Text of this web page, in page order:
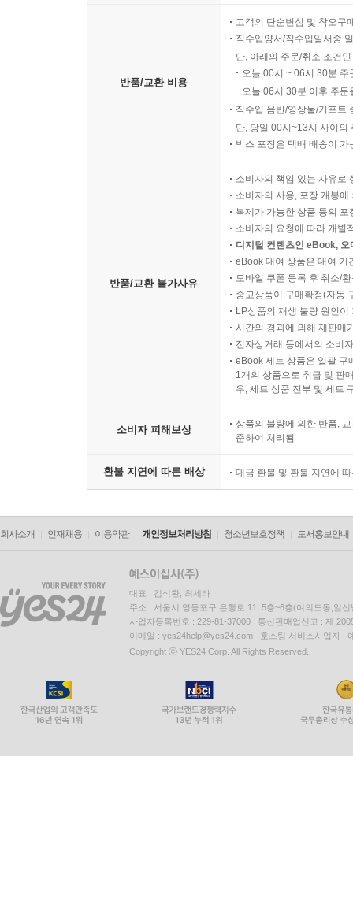
반품/교환 비용
고객의 단순변심 및 착오구
직수입양서/직수입일서중
단, 아래의 주문/취소 조건
오늘 00시 ~ 06시 30분
오늘 06시 30분 이후 주
직수입 음반/영상물/기프트
단, 당일 00시~13시 사이의
박스 포장은 택배 배송이
반품/교환 불가사유
소비자의 책임 있는 사유로
소비자의 사용, 포장 개봉
복제가 가능한 상품 등의
소비자의 요청에 따라 개별
디지털 컨텐츠인 eBook,
eBook 대여 상품은 대여 기
모바일 쿠폰 등록 후 취소/
중고상품이 구매확정(자동
LP상품의 재생 불량 원인
시간의 경과에 의해 재판매
전자상거래 등에서의 소비
eBook 세트 상품은 일괄 구
1개의 상품으로 취급 및 판
우, 세트 상품 전부 및 세트
소비자 피해보상
상품의 불량에 의한 반품,
준하여 처리됨
환불 지연에 따른 배상 대금 환불 및 환불 지연에
회사소개 인재채용 이용약관 개인정보처리방침 청소년보호정책 도서홍보안내
대표 : 김석환, 최세라
주소 : 서울시 영등포구 은행로 11, 5층~6층(여의도동,일신
사업자등록번호 : 229-81-37000 통신판매업신고 : 제
이메일 : yes24help@yes24.com 호스팅 서비스사업자 :
Copyright ⓒ YES24 Corp. All Rights Reserved.